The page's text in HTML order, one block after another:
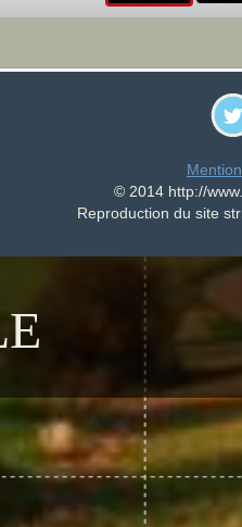
© 2014 http://
Reproduction du site